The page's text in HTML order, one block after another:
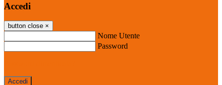
Accedi
button close ×
Nome Utente
Password